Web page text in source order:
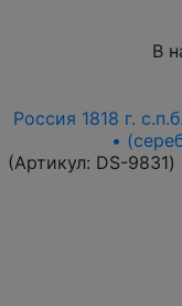
В
Россия 1818 г.
•
(Артикул: DS-9831)